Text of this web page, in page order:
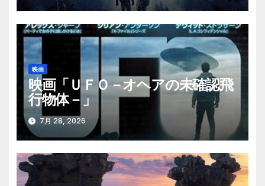
映画
映画「ＵＦＯ－オヘアの未確認飛
行物体－」
7月 28, 2026